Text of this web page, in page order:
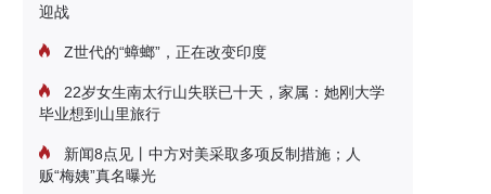
迎战
Z世代的“蟑螂”，正在改变印度
22岁女生南太行山失联已十天，家属：她刚大学
毕业想到山里旅行
新闻8点见丨中方对美采取多项反制措施；人
贩“梅姨”真名曝光